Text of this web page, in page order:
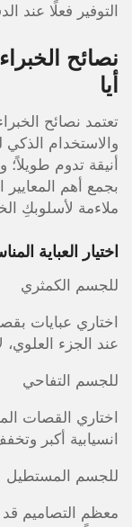
التوفير فعلًا عند
نصائح
أيا
تعتمد نصائح
أنيقة تدوم طويلاً؛
بجمع أهم
ملاءمة لأسلوبكِ
اختيار العباية
للجسم الكمثري
اختاري عبايات
عند الجزء
للجسم التفاحي
اختاري القصات
انسيابية أكبر
للجسم المستطيل
معظم التصاميم